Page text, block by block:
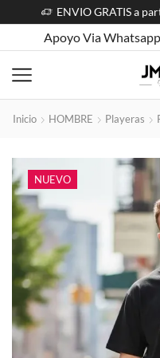
ENVIO GRATIS a
Apoyo Via Whatsapp
Inicio HOMBRE Playeras
NUEVO